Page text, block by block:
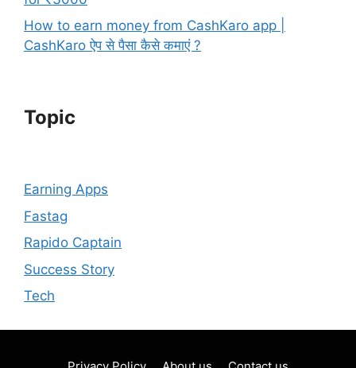
How to earn money from CashKaro app |
CashKaro ऐप से पैसा कैसे कमाएं ?
Topic
Earning Apps
Fastag
Rapido Captain
Success Story
Tech